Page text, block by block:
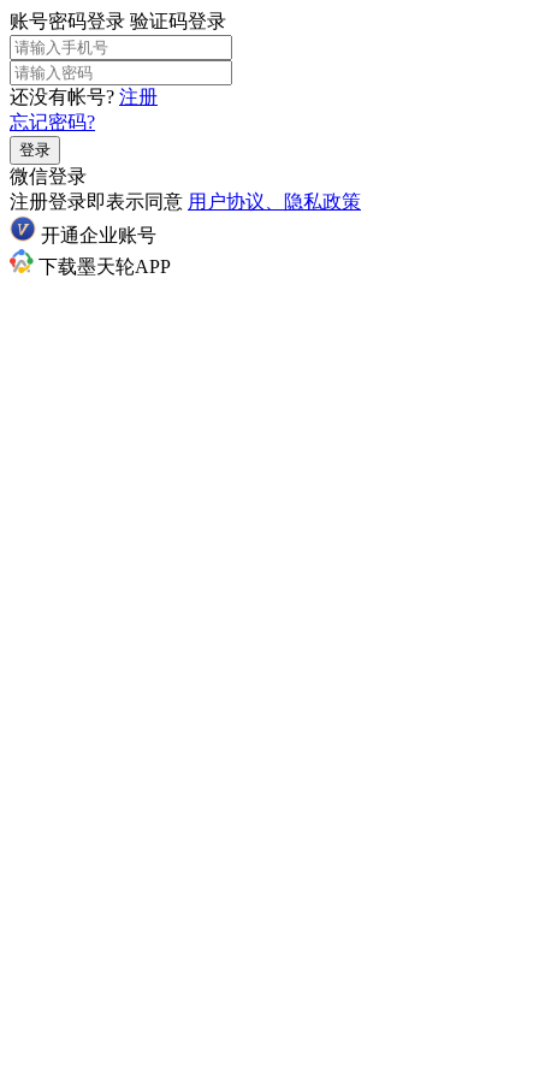
账号密码登录 验证码登录
还没有帐号? 注册
忘记密码?
登录
微信登录
注册登录即表示同意 用户协议、隐私政策
开通企业账号
下载墨天轮APP